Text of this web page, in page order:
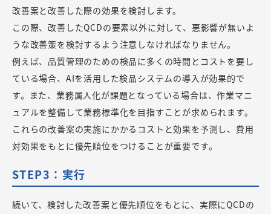
改善案と改善した際の効果を検討します。
この際、改善したQCDの要素以外に対して、悪影響が無いよ
うな改善策を検討するよう注意しなければなりません。
例えば、品質管理のための検品に多くの時間とコストを要し
ている場合、AIを活用した検品システムの導入が効果的で
す。また、業務属人化が課題となっている場合は、作業マニ
ュアルを整備して業務標準化を目指すことが求められます。
これらの改善案の実施にかかるコストと効果を予測し、費用
対効果をもとに優先順位をつけることが重要です。
STEP3：実行
続いて、検討した改善案と優先順位をもとに、実際にQCDの